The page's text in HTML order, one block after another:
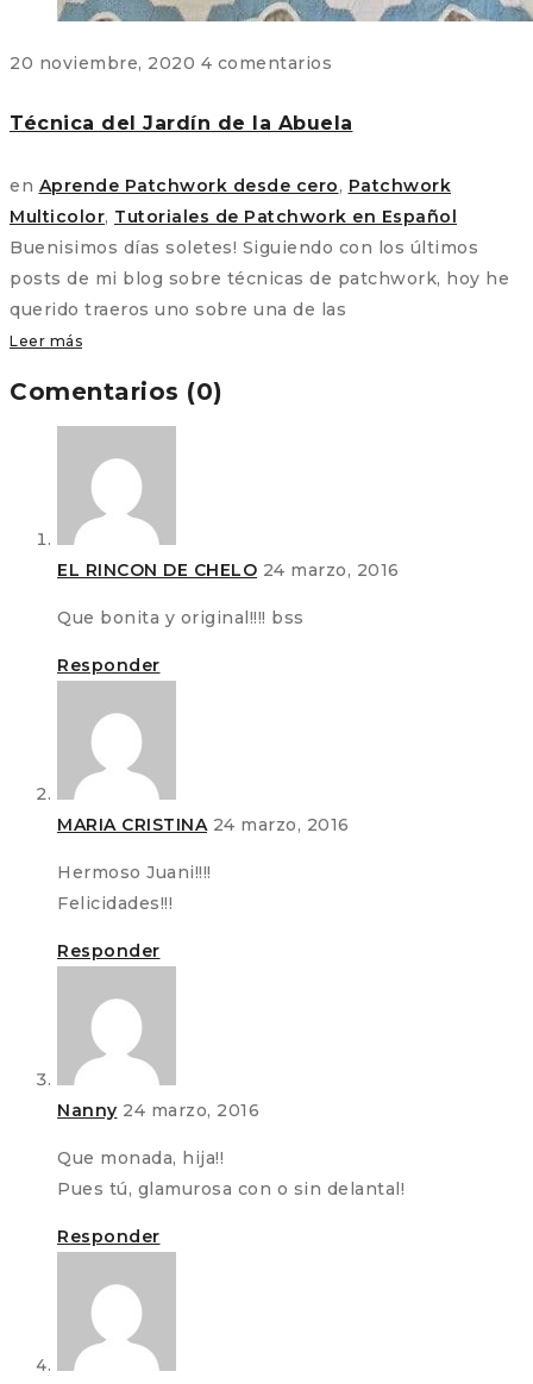
20 noviembre, 2020 4 comentarios
Técnica del Jardín de la Abuela
en Aprende Patchwork desde cero, Patchwork
Multicolor, Tutoriales de Patchwork en Español
Buenisimos días soletes! Siguiendo con los últimos
posts de mi blog sobre técnicas de patchwork, hoy he
querido traeros uno sobre una de las
Leer más
Comentarios (0)
EL RINCON DE CHELO 24 marzo, 2016
Que bonita y original!!!! bss
Responder
MARIA CRISTINA 24 marzo, 2016
Hermoso Juani!!!!
Felicidades!!!
Responder
Nanny 24 marzo, 2016
Que monada, hija!!
Pues tú, glamurosa con o sin delantal!
Responder